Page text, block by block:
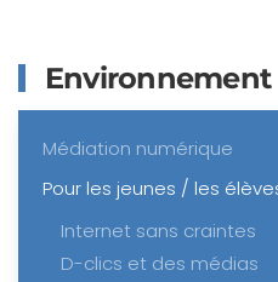
Environnement
Médiation numérique
Pour les jeunes / les
Internet sans craintes
D-clics et des médias